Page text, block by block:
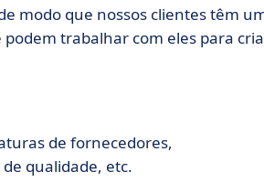
modo que nossos clientes têm
trabalhar com eles para
de fornecedores,
qualidade, etc.